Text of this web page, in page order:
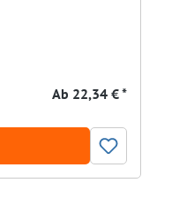
Ab 22,34 € *